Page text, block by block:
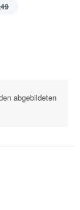
abgebildeten